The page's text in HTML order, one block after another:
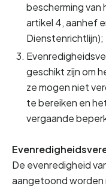
bescherming van
artikel 4, aanhef
Dienstenrichtlijn);
geschikt zijn om
ze mogen niet
te bereiken en
vergaande
De evenredigheid
aangetoond worden